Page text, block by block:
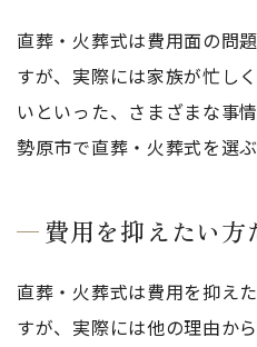
直葬・火葬式は費用面の問
すが、実際には家族が忙し
いといった、さまざまな事
勢原市で直葬・火葬式を選
費用を抑えたい
直葬・火葬式は費用を抑え
すが、実際には他の理由か